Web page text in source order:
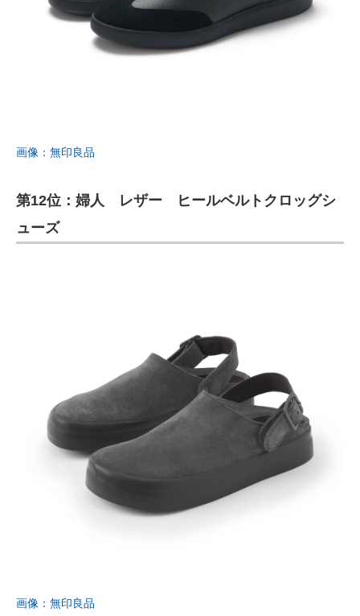
画像：無印良品
第12位：婦人 レザー ヒールベルトクロッグシ
ューズ
画像：無印良品